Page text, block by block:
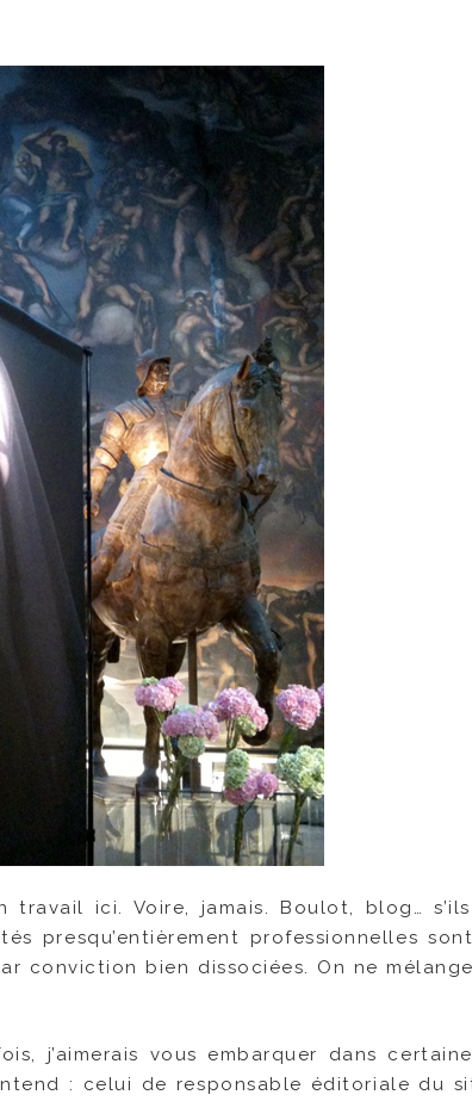
travail ici. Voire, jamais. Boulot, blog…
presqu’entièrement professionnelles
conviction bien dissociées. On ne
j’aimerais vous embarquer dans
: celui de responsable éditoriale du